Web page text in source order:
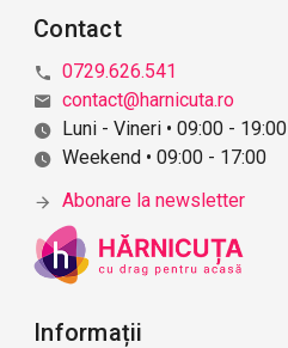
Contact
0729.626.541
contact@harnicuta.ro
Luni - Vineri • 09:00 - 19:00
Weekend • 09:00 - 17:00
Abonare la newsletter
Informații